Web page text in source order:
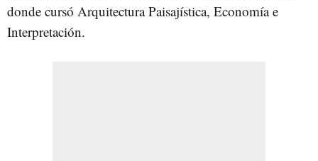
donde cursó Arquitectura Paisajística, Economía e
Interpretación.